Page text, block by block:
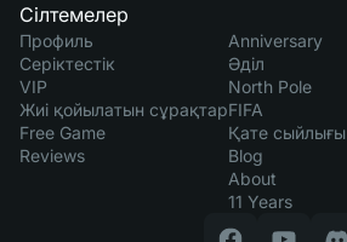
Сілтемелер
Профиль
Серіктестік
VIP
Жиі қойылатын сұрақтар
Free Game
Reviews
Anniversary
Әділ
North Pole
FIFA
Қате сыйлығы
Blog
About
11 Years